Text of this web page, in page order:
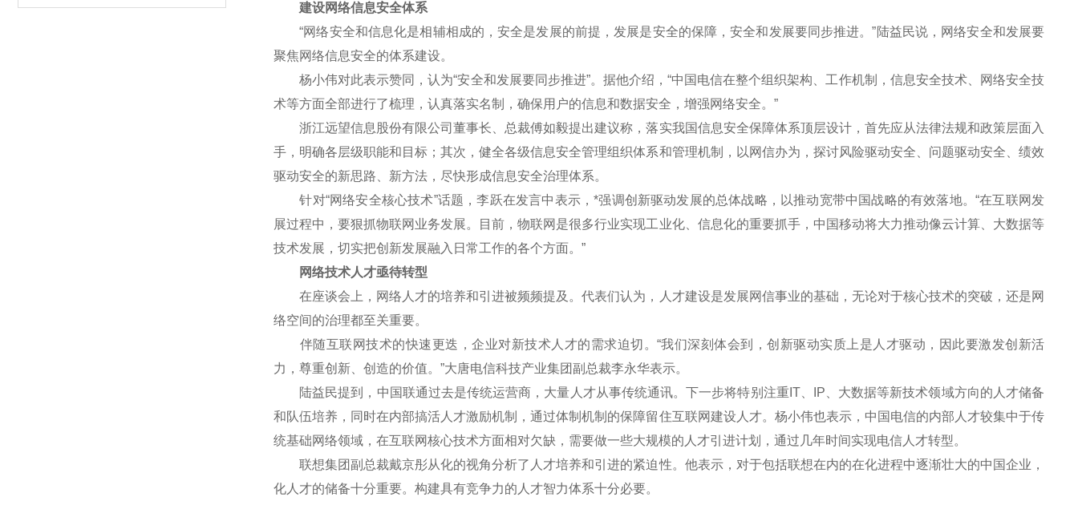
建设网络信息安全体系
“网络安全和信息化是相辅相成的，安全是发展的前提，发展是安全的保障，安全和发展要同步推进。”陆益民说，网络安全和发展要
聚焦网络信息安全的体系建设。
杨小伟对此表示赞同，认为“安全和发展要同步推进”。据他介绍，“中国电信在整个组织架构、工作机制，信息安全技术、网络安全技
术等方面全部进行了梳理，认真落实名制，确保用户的信息和数据安全，增强网络安全。”
浙江远望信息股份有限公司董事长、总裁傅如毅提出建议称，落实我国信息安全保障体系顶层设计，首先应从法律法规和政策层面入
手，明确各层级职能和目标；其次，健全各级信息安全管理组织体系和管理机制，以网信办为，探讨风险驱动安全、问题驱动安全、绩效
驱动安全的新思路、新方法，尽快形成信息安全治理体系。
针对“网络安全核心技术”话题，李跃在发言中表示，*强调创新驱动发展的总体战略，以推动宽带中国战略的有效落地。“在互联网发
展过程中，要狠抓物联网业务发展。目前，物联网是很多行业实现工业化、信息化的重要抓手，中国移动将大力推动像云计算、大数据等
技术发展，切实把创新发展融入日常工作的各个方面。”
网络技术人才亟待转型
在座谈会上，网络人才的培养和引进被频频提及。代表们认为，人才建设是发展网信事业的基础，无论对于核心技术的突破，还是网
络空间的治理都至关重要。
伴随互联网技术的快速更迭，企业对新技术人才的需求迫切。“我们深刻体会到，创新驱动实质上是人才驱动，因此要激发创新活
力，尊重创新、创造的价值。”大唐电信科技产业集团副总裁李永华表示。
陆益民提到，中国联通过去是传统运营商，大量人才从事传统通讯。下一步将特别注重IT、IP、大数据等新技术领域方向的人才储备
和队伍培养，同时在内部搞活人才激励机制，通过体制机制的保障留住互联网建设人才。杨小伟也表示，中国电信的内部人才较集中于传
统基础网络领域，在互联网核心技术方面相对欠缺，需要做一些大规模的人才引进计划，通过几年时间实现电信人才转型。
联想集团副总裁戴京彤从化的视角分析了人才培养和引进的紧迫性。他表示，对于包括联想在内的在化进程中逐渐壮大的中国企业，
化人才的储备十分重要。构建具有竞争力的人才智力体系十分必要。